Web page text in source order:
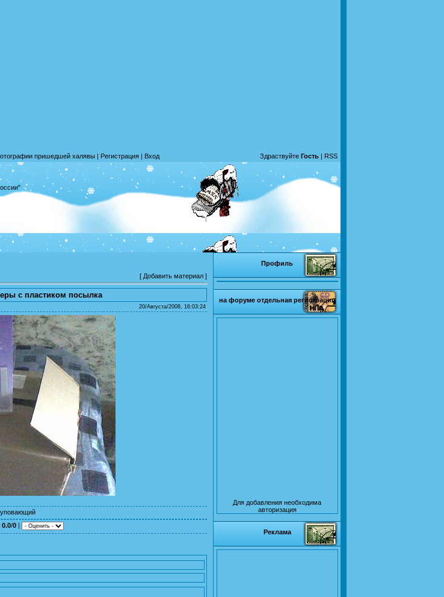
пришедшей халявы | Регистрация | Вход Здраствуйте Гость | RSS
[ Добавить материал ]
с пластиком посылка
20/Августа/2008, 16:03:24
уповающий
0.0/0 |
Профиль
на форуме отдельная регистрация
Для добавления необходима
авторизация
Реклама